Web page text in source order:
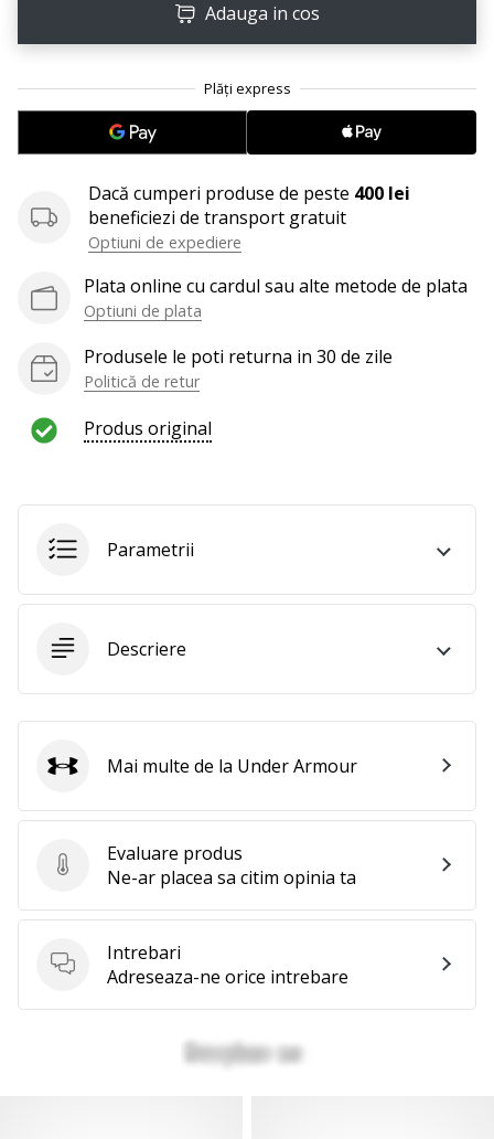
Adauga in cos
Dacă cumperi produse de peste 400 lei
beneficiezi de transport gratuit
Optiuni de expediere
Plata online cu cardul sau alte metode de plata
Optiuni de plata
Produsele le poti returna in 30 de zile
Politică de retur
Produs original
Parametrii
Descriere
Evaluare produs
Evaluare produs
Ne-ar placea sa citim opinia ta
Intrebari
Intrebari
Adreseaza-ne orice intrebare
Under Armour
Mai multe de la Under Armour